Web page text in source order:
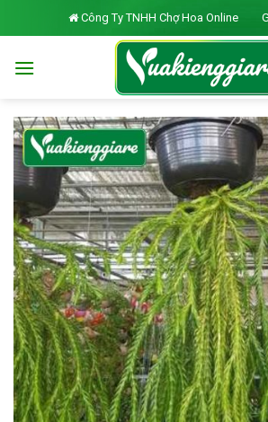
to
Công Ty TNHH Chợ Hoa Online